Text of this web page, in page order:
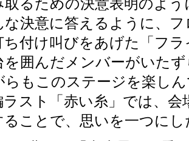
取るための決意表明のよ
な決意に答えるように、
ち付け叫びをあげた「フ
を囲んだメンバーがいた
らもこのステージを楽し
スト「赤い糸」では、会
ることで、思いを一つにし